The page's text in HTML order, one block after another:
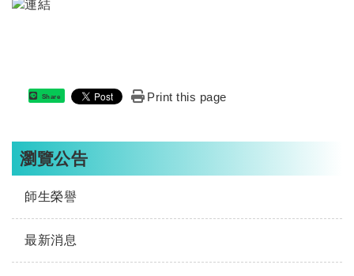
Share Print this page
瀏覽公告
師生榮譽
最新消息